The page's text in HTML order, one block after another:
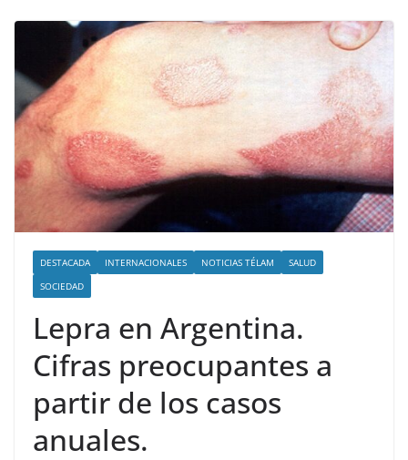
DESTACADA INTERNACIONALES NOTICIAS TÉLAM
SALUD
SOCIEDAD
Lepra en Argentina.
Cifras preocupantes a
partir de los casos
anuales.